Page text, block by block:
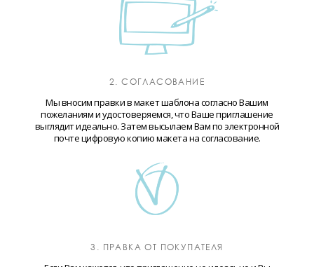
2. СОГЛАСОВАНИЕ
Мы вносим правки в макет шаблона согласно Вашим
пожеланиям и удостоверяемся, что Ваше приглашение
выглядит идеально. Затем высылаем Вам по электронной
почте цифровую копию макета на согласование.
3. ПРАВКА ОТ ПОКУПАТЕЛЯ